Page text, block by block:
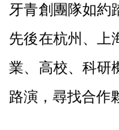
牙青創團隊如約
先後在杭州、上
業、高校、科研
路演，尋找合作